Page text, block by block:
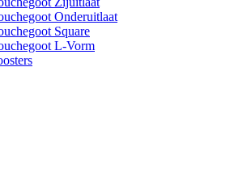
Onderuitlaat
Square
L-Vorm